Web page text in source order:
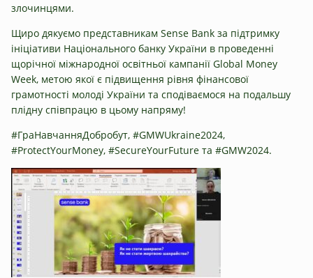
злочинцями.
Щиро дякуємо представникам Sense Bank за підтримку
ініціативи Національного банку України в проведенні
щорічної міжнародної освітньої кампанії Global Money
Week, метою якої є підвищення рівня фінансової
грамотності молоді України та сподіваємося на подальшу
плідну співпрацю в цьому напряму!
#ГраНавчанняДобробут, #GMWUkraine2024,
#ProtectYourMoney, #SecureYourFuture та #GMW2024.